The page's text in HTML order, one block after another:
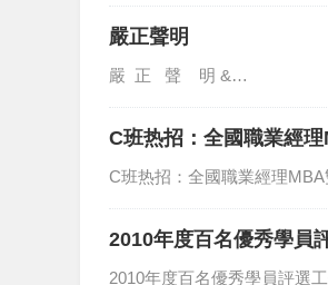
嚴正聲明
嚴 正 聲 明 &…
C班热招：全國職業經
C班热招：全國職業經理
2010年度百名優秀學員
2010年度百名優秀學員評選